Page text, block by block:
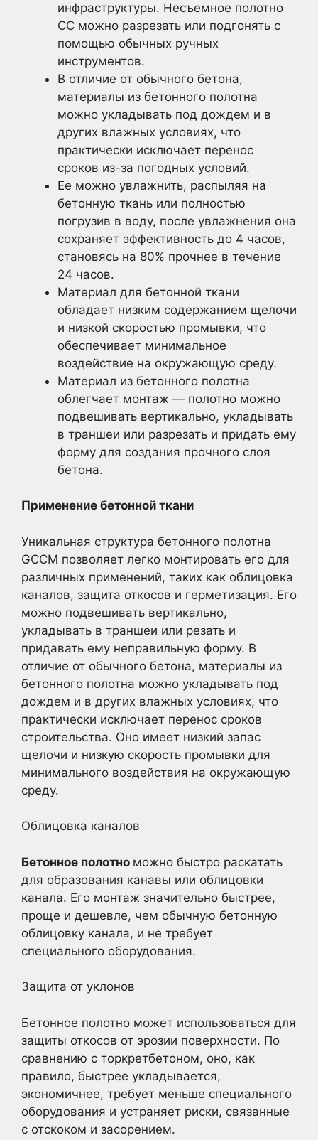
инфраструктуры. Несъемное полотно
CC можно разрезать или подгонять с
помощью обычных ручных
инструментов.
В отличие от обычного бетона,
материалы из бетонного полотна
можно укладывать под дождем и в
других влажных условиях, что
практически исключает перенос
сроков из-за погодных условий.
Ее можно увлажнить, распыляя на
бетонную ткань или полностью
погрузив в воду, после увлажнения она
сохраняет эффективность до 4 часов,
становясь на 80% прочнее в течение
24 часов.
Материал для бетонной ткани
обладает низким содержанием щелочи
и низкой скоростью промывки, что
обеспечивает минимальное
воздействие на окружающую среду.
Материал из бетонного полотна
облегчает монтаж — полотно можно
подвешивать вертикально, укладывать
в траншеи или разрезать и придать ему
форму для создания прочного слоя
бетона.
Применение бетонной ткани
Уникальная структура бетонного полотна
GCCM позволяет легко монтировать его для
различных применений, таких как облицовка
каналов, защита откосов и герметизация. Его
можно подвешивать вертикально,
укладывать в траншеи или резать и
придавать ему неправильную форму. В
отличие от обычного бетона, материалы из
бетонного полотна можно укладывать под
дождем и в других влажных условиях, что
практически исключает перенос сроков
строительства. Оно имеет низкий запас
щелочи и низкую скорость промывки для
минимального воздействия на окружающую
среду.
Облицовка каналов
Бетонное полотно можно быстро раскатать
для образования канавы или облицовки
канала. Его монтаж значительно быстрее,
проще и дешевле, чем обычную бетонную
облицовку канала, и не требует
специального оборудования.
Защита от уклонов
Бетонное полотно может использоваться для
защиты откосов от эрозии поверхности. По
сравнению с торкретбетоном, оно, как
правило, быстрее укладывается,
экономичнее, требует меньше специального
оборудования и устраняет риски, связанные
с отскоком и засорением.